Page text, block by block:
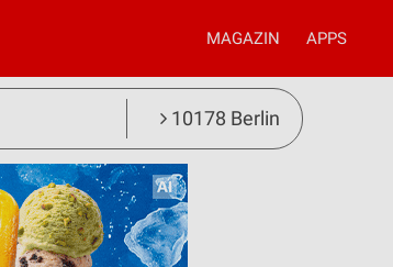
MAGAZIN APPS
10178 Berlin